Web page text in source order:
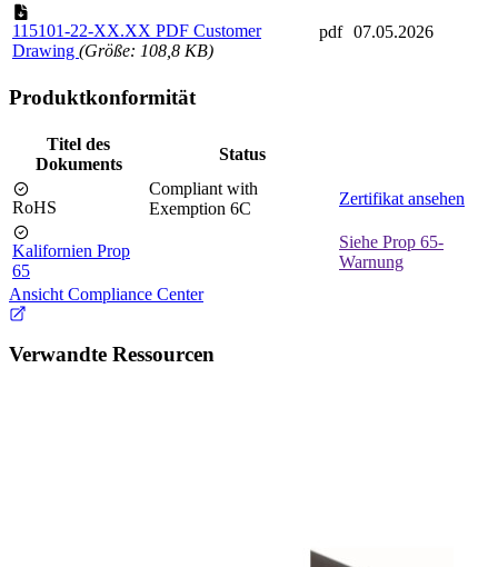
115101-22-XX.XX PDF Customer
Drawing (Größe: 108,8 KB)
pdf 07.05.2026
Produktkonformität
Titel des
Dokuments
Status
RoHS
Compliant with
Exemption 6C
Zertifikat ansehen
Kalifornien Prop
65
Siehe Prop 65-
Warnung
Ansicht Compliance Center
Verwandte Ressourcen